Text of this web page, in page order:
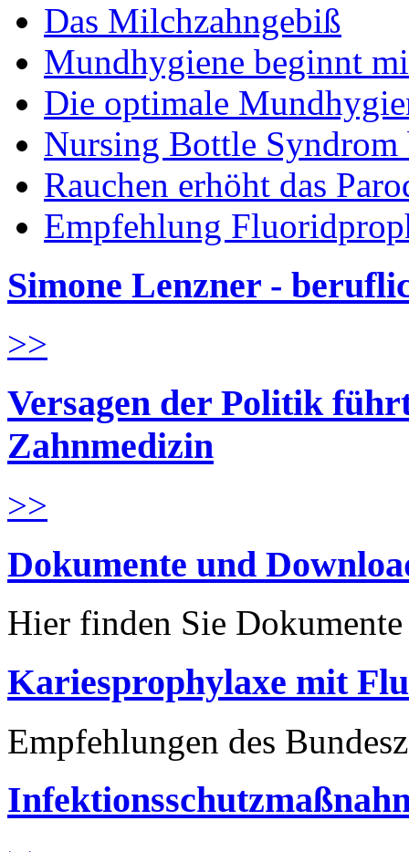
Das Milchzahngebiß
Mundhygiene beginnt
Die optimale
Nursing Bottle
Rauchen erhöht das
Empfehlung
Simone Lenzner -
>>
Versagen der Politik
Zahnmedizin
>>
Dokumente und
Hier finden Sie
Kariesprophylaxe mit
Empfehlungen des